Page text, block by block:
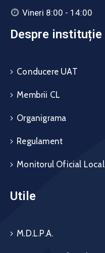
Vineri 8:00 - 14:00
Despre instituție
Conducere UAT
Membrii CL
Organigrama
Regulament
Monitorul Oficial Local
Utile
M.D.L.P.A.